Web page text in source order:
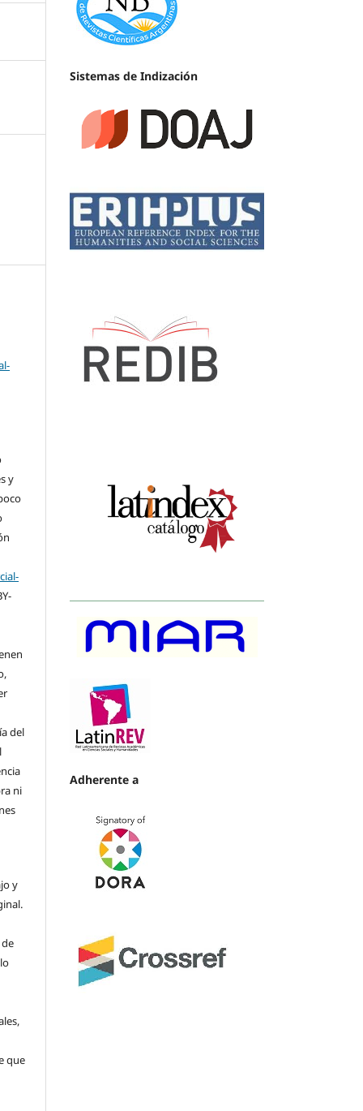
y
del
ni
y
que
Sistemas de Indización
Adherente a